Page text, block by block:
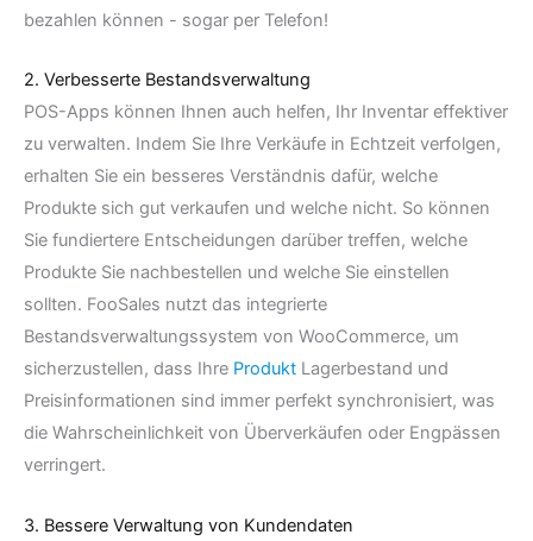
bezahlen können - sogar per Telefon!
2. Verbesserte Bestandsverwaltung
POS-Apps können Ihnen auch helfen, Ihr Inventar effektiver
zu verwalten. Indem Sie Ihre Verkäufe in Echtzeit verfolgen,
erhalten Sie ein besseres Verständnis dafür, welche
Produkte sich gut verkaufen und welche nicht. So können
Sie fundiertere Entscheidungen darüber treffen, welche
Produkte Sie nachbestellen und welche Sie einstellen
sollten. FooSales nutzt das integrierte
Bestandsverwaltungssystem von WooCommerce, um
sicherzustellen, dass Ihre Produkt Lagerbestand und
Preisinformationen sind immer perfekt synchronisiert, was
die Wahrscheinlichkeit von Überverkäufen oder Engpässen
verringert.
3. Bessere Verwaltung von Kundendaten